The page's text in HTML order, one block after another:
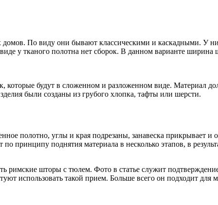
домов. По виду они бывают классическими и каскадными. У
у тканого полотна нет сборок. В данном варианте ширина
которые будут в сложенном и разложенном виде. Материал
были созданы из грубого хлопка, тафты или шерсти.
полотно, углы и края подрезаны, занавеска прикрывает и
принципу поднятия материала в несколько этапов, в
римские шторы с тюлем. Фото в статье служит
использовать такой прием. Больше всего он подходит для